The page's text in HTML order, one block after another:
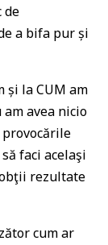
de
a bifa pur și
și la CUM am
avea nicio
provocările
faci acelaşi
rezultate
cum ar